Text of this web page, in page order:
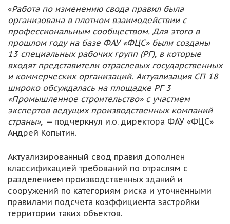
«Работа по изменению свода правил была
организована в плотном взаимодействии с
профессиональным сообществом. Для этого в
прошлом году на базе ФАУ «ФЦС» были созданы
13 специальных рабочих групп (РГ), в которые
входят представители отраслевых государственных
и коммерческих организаций. Актуализация СП 18
широко обсуждалась на площадке РГ 3
«Промышленное строительство» с участием
экспертов ведущих производственных компаний
страны», — подчеркнул и.о. директора ФАУ «ФЦС»
Андрей Копытин.
Актуализированный свод правил дополнен
классификацией требований по отраслям с
разделением производственных зданий и
сооружений по категориям риска и уточнёнными
правилами подсчета коэффициента застройки
территории таких объектов.